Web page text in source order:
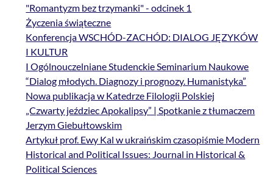
"Romantyzm bez trzymanki" - odcinek 1
Życzenia świąteczne
Konferencja WSCHÓD-ZACHÓD: DIALOG JĘZYKÓW
I KULTUR
I Ogólnouczelniane Studenckie Seminarium Naukowe
“Dialog młodych. Diagnozy i prognozy. Humanistyka”
Nowa publikacja w Katedrze Filologii Polskiej
„Czwarty jeździec Apokalipsy” | Spotkanie z tłumaczem
Jerzym Giebułtowskim
Artykuł prof. Ewy Kal w ukraińskim czasopiśmie Modern
Historical and Political Issues: Journal in Historical &
Political Sciences